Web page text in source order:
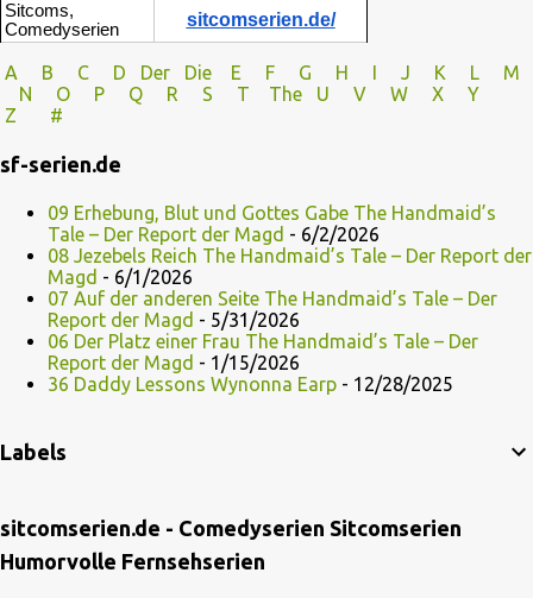
Sitcoms,
Comedyserien
sitcomserien.de/
A B C D Der Die E F G H I J K L
M
N
O P Q R S T The U V
W X Y
Z
#
sf-serien.de
09 Erhebung, Blut und Gottes Gabe The Handmaid’s
Tale – Der Report der Magd - 6/2/2026
08 Jezebels Reich The Handmaid’s Tale – Der Report der
Magd - 6/1/2026
07 Auf der anderen Seite The Handmaid’s Tale – Der
Report der Magd - 5/31/2026
06 Der Platz einer Frau The Handmaid’s Tale – Der
Report der Magd - 1/15/2026
36 Daddy Lessons Wynonna Earp - 12/28/2025
Labels
sitcomserien.de - Comedyserien Sitcomserien
Humorvolle Fernsehserien